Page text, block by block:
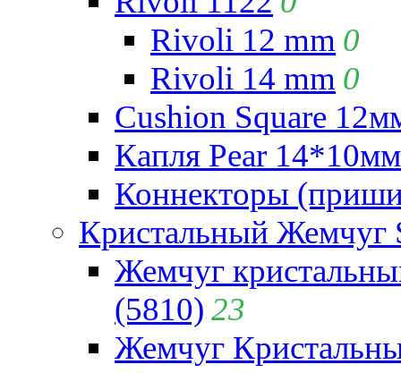
Rivoli 12 mm 0
Rivoli 14 mm 0
Cushion Square
Капля Pear
Коннекторы
Кристальный Жемчуг
Жемчуг
(5810) 23
Жемчуг